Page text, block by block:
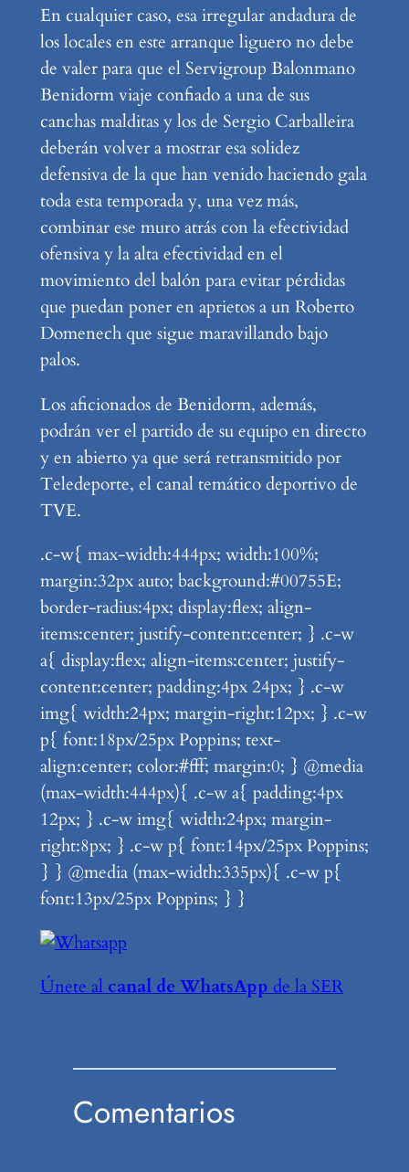
En cualquier caso, esa irregular andadura de
los locales en este arranque liguero no debe
de valer para que el Servigroup Balonmano
Benidorm viaje confiado a una de sus
canchas malditas y los de Sergio Carballeira
deberán volver a mostrar esa solidez
defensiva de la que han venido haciendo gala
toda esta temporada y, una vez más,
combinar ese muro atrás con la efectividad
ofensiva y la alta efectividad en el
movimiento del balón para evitar pérdidas
que puedan poner en aprietos a un Roberto
Domenech que sigue maravillando bajo
palos.
Los aficionados de Benidorm, además,
podrán ver el partido de su equipo en directo
y en abierto ya que será retransmitido por
Teledeporte, el canal temático deportivo de
TVE.
.c-w{ max-width:444px; width:100%;
margin:32px auto; background:#00755E;
border-radius:4px; display:flex; align-
items:center; justify-content:center; } .c-w
a{ display:flex; align-items:center; justify-
content:center; padding:4px 24px; } .c-w
img{ width:24px; margin-right:12px; } .c-w
p{ font:18px/25px Poppins; text-
align:center; color:#fff; margin:0; } @media
(max-width:444px){ .c-w a{ padding:4px
12px; } .c-w img{ width:24px; margin-
right:8px; } .c-w p{ font:14px/25px Poppins;
} } @media (max-width:335px){ .c-w p{
font:13px/25px Poppins; } }
Únete al canal de WhatsApp de la SER
Comentarios